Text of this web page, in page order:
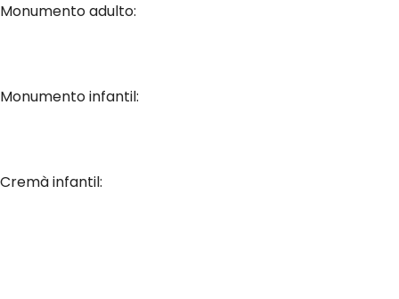
Monumento adulto:
Monumento infantil:
Cremà infantil: